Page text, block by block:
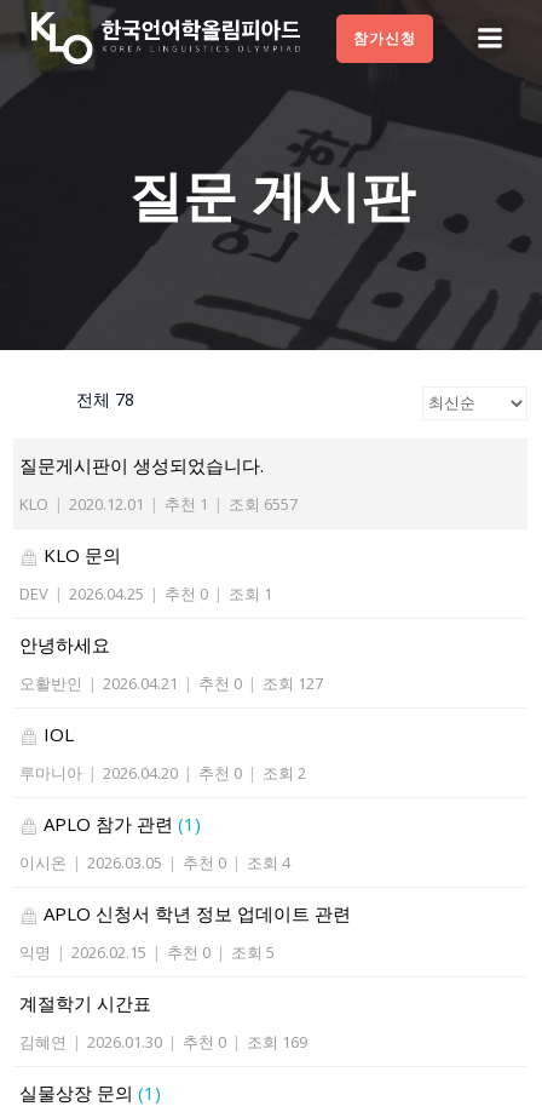
Skip
to
content
참가신청
질문 게시판
전체 78
질문게시판이 생성되었습니다.
KLO | 2020.12.01 | 추천 1 | 조회 6557
KLO 문의
DEV | 2026.04.25 | 추천 0 | 조회 1
안녕하세요
오활반인 | 2026.04.21 | 추천 0 | 조회 127
IOL
루마니아 | 2026.04.20 | 추천 0 | 조회 2
APLO 참가 관련(1)
이시온 | 2026.03.05 | 추천 0 | 조회 4
APLO 신청서 학년 정보 업데이트 관련
익명 | 2026.02.15 | 추천 0 | 조회 5
계절학기 시간표
김혜연 | 2026.01.30 | 추천 0 | 조회 169
실물상장 문의(1)